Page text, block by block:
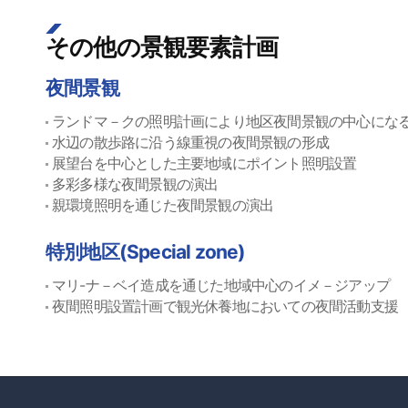
その他の景観要素計画
夜間景観
ランドマ－クの照明計画により地区夜間景観の中心にな
水辺の散歩路に沿う線重視の夜間景観の形成
展望台を中心とした主要地域にポイント照明設置
多彩多様な夜間景観の演出
親環境照明を通じた夜間景観の演出
特別地区(Special zone)
マリ-ナ－ベイ造成を通じた地域中心のイメ－ジアップ
夜間照明設置計画で観光休養地においての夜間活動支援